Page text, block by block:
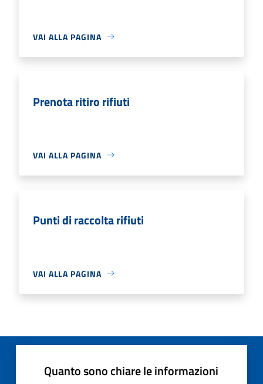
VAI ALLA PAGINA
Prenota ritiro rifiuti
VAI ALLA PAGINA
Punti di raccolta rifiuti
VAI ALLA PAGINA
Quanto sono chiare le informazioni